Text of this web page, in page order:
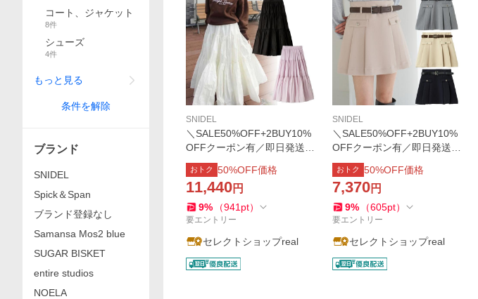
SNIDEL
＼SALE50%OFF+2BUY10%
OFFクーポン有／即日発送/S
NIDEL スナイデル ボリュー
ムフレアスカート SWFS261
239 26SS 2026春夏 キャン
セル返品不可
おトク 50%OFF価格
11,440円
9% （941 pt）
要エントリー
セレクトショップreal
SNIDEL
＼SALE50%OFF+2BUY10%
OFFクーポン有／即日発送/S
NIDEL スナイデル ベルト付
きプリーツミニスカート SW
FS261237 26SS 2026春夏
キャンセル返品不可
おトク 50%OFF価格
7,370円
9% （605pt）
要エントリー
セレクトショップreal
コート、ジャケット
8件
シューズ
4件
もっと見る
条件を解除
ブランド
SNIDEL
Spick＆Span
ブランド登録なし
Samansa Mos2 blue
SUGAR BISKET
entire studios
NOELA